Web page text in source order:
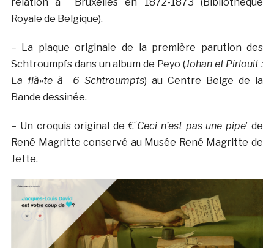
Royale de Belgique).
– La plaque originale de la première parution des
Schtroumpfs dans un album de Peyo (Johan et Pirlouit :
La flà»te à 6 Schtroumpfs) au Centre Belge de la
Bande dessinée.
– Un croquis original de €˜Ceci n’est pas une pipe’ de
René Magritte conservé au Musée René Magritte de
Jette.